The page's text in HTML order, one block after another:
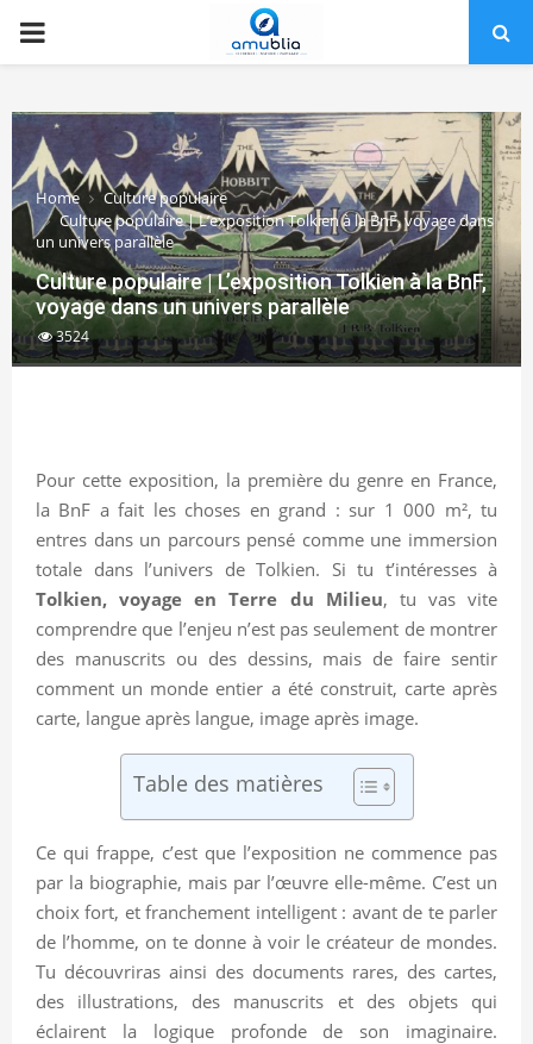
PRIMARY
Home
Culture populaire
Culture populaire | L’exposition Tolkien à la BnF, voyage dans
un univers parallèle
Culture populaire | L’exposition Tolkien à la BnF,
voyage dans un univers parallèle
3524
Pour cette exposition, la première du genre en France,
la BnF a fait les choses en grand : sur 1 000 m², tu
entres dans un parcours pensé comme une immersion
totale dans l’univers de Tolkien. Si tu t’intéresses à
Tolkien, voyage en Terre du Milieu, tu vas vite
comprendre que l’enjeu n’est pas seulement de montrer
des manuscrits ou des dessins, mais de faire sentir
comment un monde entier a été construit, carte après
carte, langue après langue, image après image.
Table des matières
Ce qui frappe, c’est que l’exposition ne commence pas
par la biographie, mais par l’œuvre elle-même. C’est un
choix fort, et franchement intelligent : avant de te parler
de l’homme, on te donne à voir le créateur de mondes.
Tu découvriras ainsi des documents rares, des cartes,
des illustrations, des manuscrits et des objets qui
éclairent la logique profonde de son imaginaire.